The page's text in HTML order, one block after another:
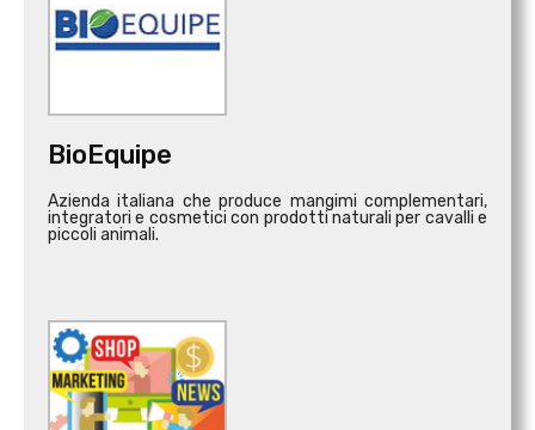
BioEquipe
Azienda italiana che produce mangimi complementari,
integratori e cosmetici con prodotti naturali per cavalli e
piccoli animali.